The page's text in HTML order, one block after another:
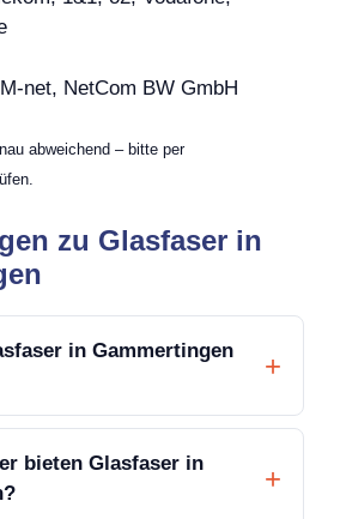
M-net, NetCom BW GmbH
abweichend – bitte per
zu Glasfaser in
in Gammertingen
bieten Glasfaser in